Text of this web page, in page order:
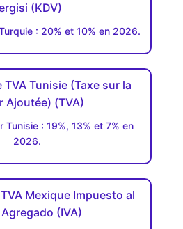
(KDV)
: 20% et 10% en 2026.
Tunisie (Taxe sur la
Ajoutée) (TVA)
Tunisie : 19%, 13% et 7% en
2026.
Mexique Impuesto al
(IVA)